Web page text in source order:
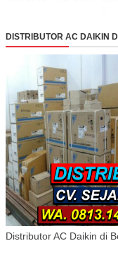
DISTRIBUTOR AC DAIKIN
Distributor AC Daikin di